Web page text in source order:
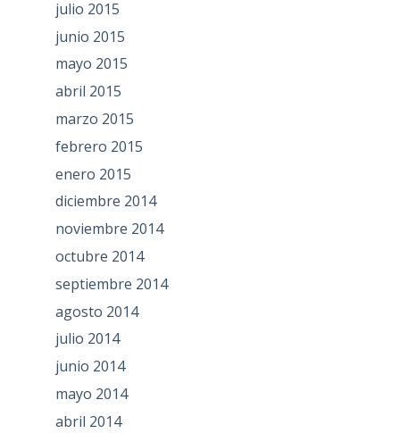
julio 2015
junio 2015
mayo 2015
abril 2015
marzo 2015
febrero 2015
enero 2015
diciembre 2014
noviembre 2014
octubre 2014
septiembre 2014
agosto 2014
julio 2014
junio 2014
mayo 2014
abril 2014